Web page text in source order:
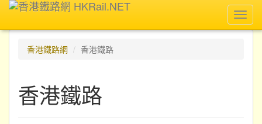
香港鐵路網
香港鐵路
香港鐵路